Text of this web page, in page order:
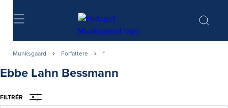
Søg
Munksgaard Forfattere *
Ebbe Lahn Bessmann
FILTRÉR